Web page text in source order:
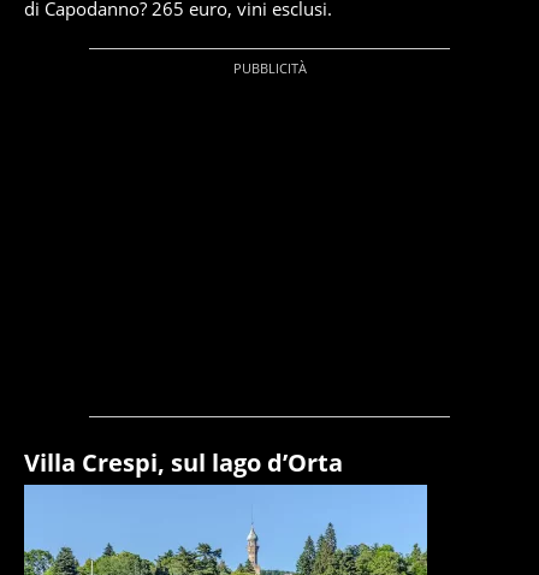
di Capodanno? 265 euro, vini esclusi.
Villa Crespi, sul lago d’Orta